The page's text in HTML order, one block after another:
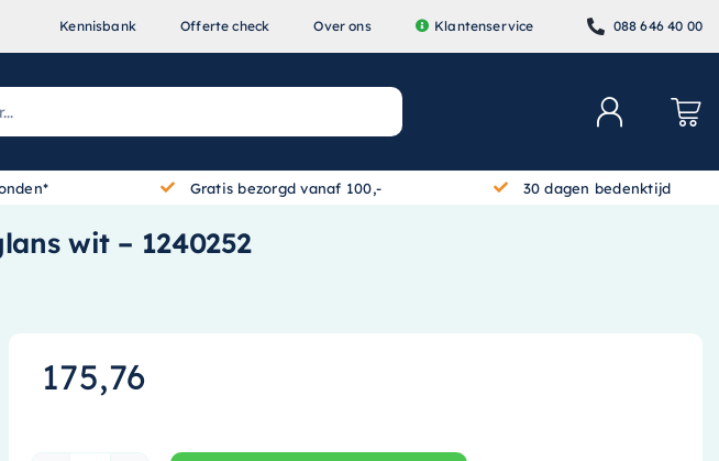
Kennisbank Offerte check Over ons Klantenservice 088 646 40 00
Gratis bezorgd vanaf 100,- 30 dagen bedenktijd
wit – 1240252
175,76